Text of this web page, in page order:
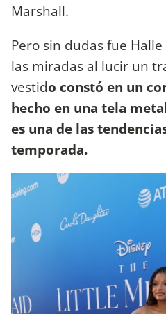
Marshall.
Pero sin dudas fue
las miradas al lucir un
vestido constó en un
hecho en una tela
es una de las
temporada.